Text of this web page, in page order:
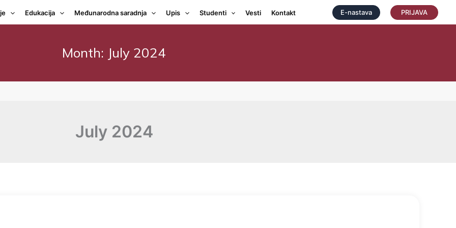
Edukacija Međunarodna saradnja Upis Studenti Vesti Kontakt E-nastava PRIJAVA
Month: July 2024
July 2024